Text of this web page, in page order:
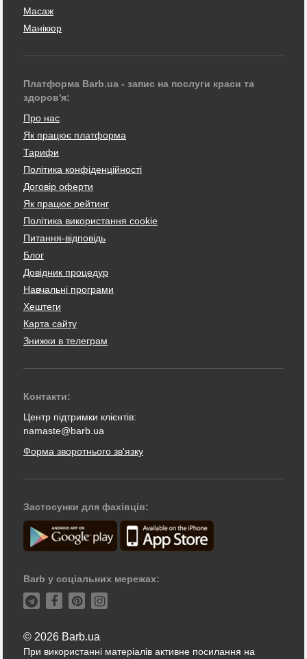
Масаж
Манікюр
Платформа Barb.ua - запис на послуги краси та
здоров'я:
Про нас
Як працює платформа
Тарифи
Політика конфіденційності
Договір оферти
Як працює рейтинг
Політика використання cookie
Питання-відповідь
Блог
Довідник процедур
Навчальні програми
Хештеги
Карта сайту
Знижки в телеграм
Контакти:
Центр підтримки клієнтів:
namaste@barb.ua
Форма зворотнього зв'язку
Застосунки для фахівців:
Barb у соціальних мережах:
© 2026 Barb.ua
При використанні матеріалів активне посилання на